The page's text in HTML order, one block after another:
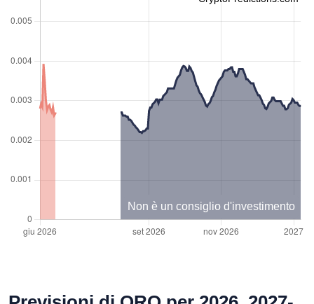
Non è un consiglio d'investimento